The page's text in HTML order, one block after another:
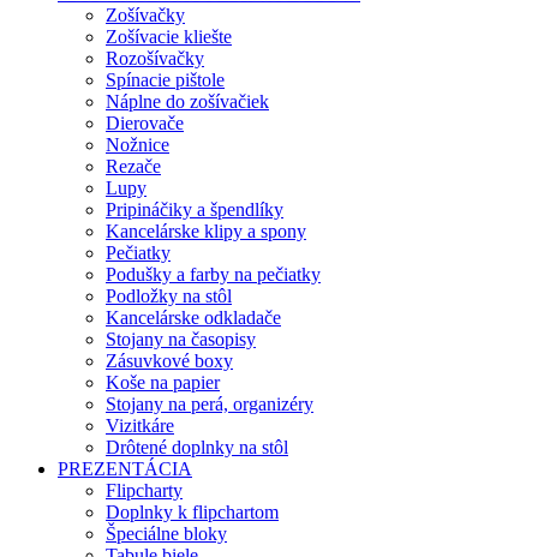
Zošívačky
Zošívacie kliešte
Rozošívačky
Spínacie pištole
Náplne do zošívačiek
Dierovače
Nožnice
Rezače
Lupy
Pripináčiky a špendlíky
Kancelárske klipy a spony
Pečiatky
Podušky a farby na pečiatky
Podložky na stôl
Kancelárske odkladače
Stojany na časopisy
Zásuvkové boxy
Koše na papier
Stojany na perá, organizéry
Vizitkáre
Drôtené doplnky na stôl
PREZENTÁCIA
Flipcharty
Doplnky k flipchartom
Špeciálne bloky